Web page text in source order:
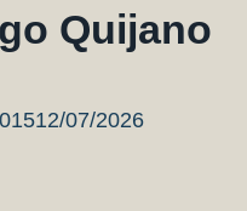
Quijano
12/07/2026